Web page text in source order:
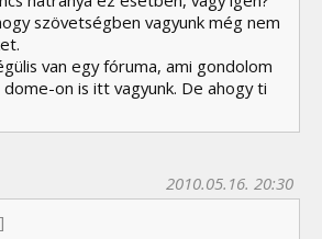
szövetségben vagyunk még nem
van egy fóruma, ami gondolom
on is itt vagyunk. De ahogy ti
2010.05.16. 20:30